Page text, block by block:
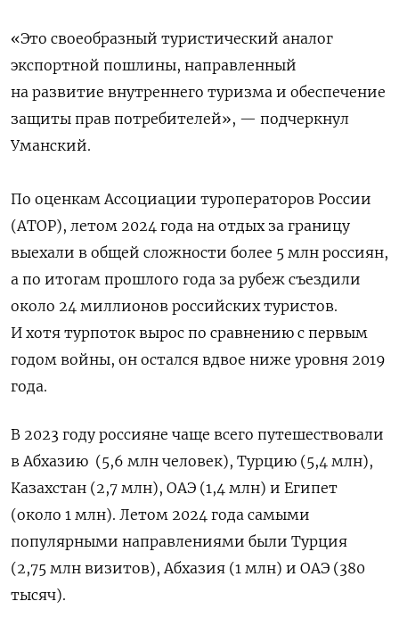
«Это своеобразный туристический аналог
экспортной пошлины, направленный
на развитие внутреннего туризма и обеспечение
защиты прав потребителей», — подчеркнул
Уманский.
По оценкам Ассоциации туроператоров России
(АТОР), летом 2024 года на отдых за границу
выехали в общей сложности более 5 млн россиян,
а по итогам прошлого года за рубеж съездили
около 24 миллионов российских туристов.
И хотя турпоток вырос по сравнению с первым
годом войны, он остался вдвое ниже уровня 2019
года.
В 2023 году россияне чаще всего путешествовали
в Абхазию (5,6 млн человек), Турцию (5,4 млн),
Казахстан (2,7 млн), ОАЭ (1,4 млн) и Египет
(около 1 млн). Летом 2024 года самыми
популярными направлениями были Турция
(2,75 млн визитов), Абхазия (1 млн) и ОАЭ (380
тысяч).